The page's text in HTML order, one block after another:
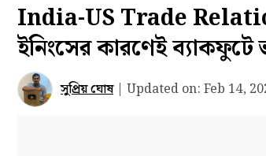
India-US Trade
ইনিংসের কারণেই ব্যাকফুটে
সুপ্রিয় ঘোষ| Updated on: Feb 14,